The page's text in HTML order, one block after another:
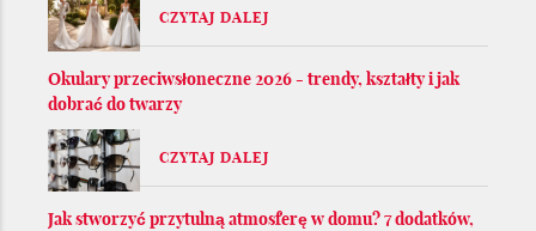
CZYTAJ DALEJ
Okulary przeciwsłoneczne 2026 - trendy, kształty i jak
dobrać do twarzy
CZYTAJ DALEJ
Jak stworzyć przytulną atmosferę w domu? 7 dodatków,